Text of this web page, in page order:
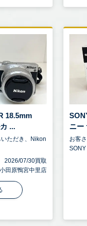
18.5mm
...
ただき、Nikon
2026/07/30買取
田原鴨宮中里店
ニー
お客